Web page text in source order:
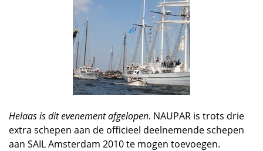
Helaas is dit evenement afgelopen. NAUPAR is trots drie
extra schepen aan de officieel deelnemende schepen
aan SAIL Amsterdam 2010 te mogen toevoegen.